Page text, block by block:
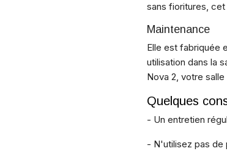
sans fioritures,
Maintenance
Elle est fabriquée
utilisation dans la
Nova 2, votre
Quelques
- Un entretien
- N'utilisez pas de